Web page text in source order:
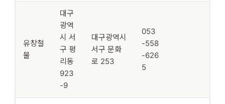
유창철
물
대구
광역
시 서
구 평
리동
923
-9
대구광역시
서구 문화
로 253
053
-558
-626
5